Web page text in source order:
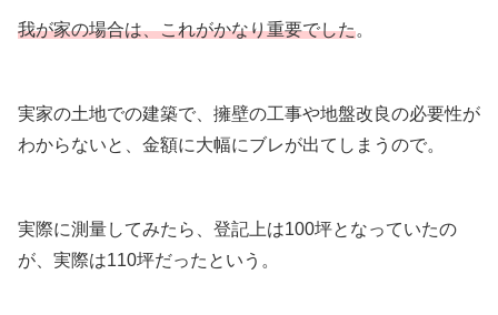
我が家の場合は、これがかなり重要でした。
実家の土地での建築で、擁壁の工事や地盤改良の必要性が
わからないと、金額に大幅にブレが出てしまうので。
実際に測量してみたら、登記上は100坪となっていたの
が、実際は110坪だったという。